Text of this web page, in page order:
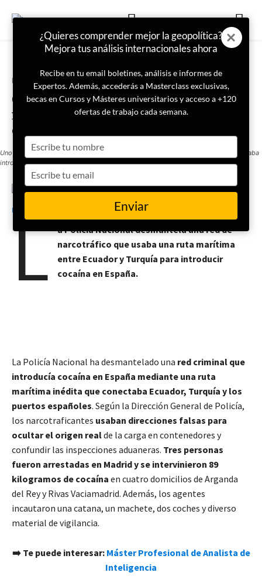
Portada
Cae una red internacional de
narcotráfico en dos municipios
de Madrid
Uno de los tres detenidos en Madrid por integrar presuntamente una red que buscaba
introducir cocaína en España por mar desde Turquía / Policía Nacional
L
a Policía Nacional desmantela una red de
narcotráfico que usaba una ruta marítima
entre Ecuador y Turquía para introducir
cocaína en España.
La Policía Nacional ha desmantelado una red criminal que
introducía cocaína en España mediante una ruta
marítima inédita que conectaba Ecuador, Turquía y los
puertos españoles. Según la Dirección General de Policía,
los narcotraficantes usaban direcciones falsas para
ocultar el origen realde la carga en contenedores y
confundir las inspecciones aduaneras. Tres personas
fueron arrestadas en Madrid y se intervinieron 89
kilogramos de cocaína en cuatro domicilios de Arganda
del Rey y Rivas Vaciamadrid. Además, los agentes
incautaron una catana, un machete, dos coches y diverso
material de vigilancia.
➡️ Te puede interesar: Máster Profesional de Analista de
Inteligencia
¿Quieres comprender mejor la geopolítica?
Mejora tus análisis internacionales ahora
Recibe en tu email boletines, análisis e informes de
Expertos. Además, accederás a Masterclass exclusivas,
becas en Cursos y Másteres universitarios y acceso a +120
ofertas de trabajo cada semana.
your
name
your
email
Enviar